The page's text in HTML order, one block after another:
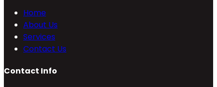
Home
About Us
Services
Contact Us
Contact Info